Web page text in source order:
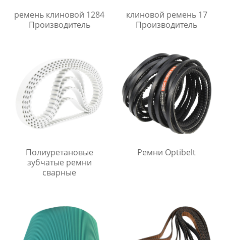
ремень клиновой 1284
Производитель
клиновой ремень 17
Производитель
Полиуретановые
зубчатые ремни
сварные
Ремни Optibelt